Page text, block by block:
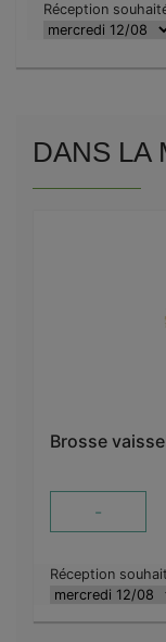
Réception
DANS LA
Brosse
-
Réception